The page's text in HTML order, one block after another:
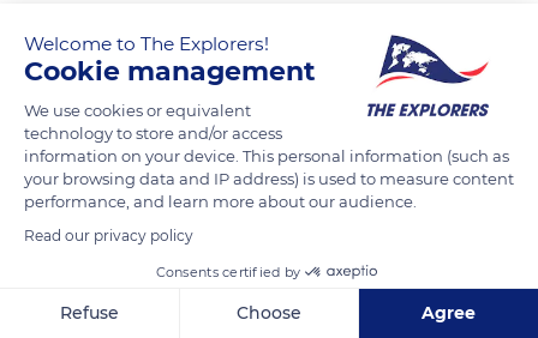
mb66news1 has not posted any content
yet
Welcome to The Explorers!
Cookie management
We use cookies or equivalent
technology to store and/or access
information on your device. This personal information (such as
your browsing data and IP address) is used to measure content
performance, and learn more about our audience.
Read our privacy policy
Consents certified by
Refuse Choose Agree